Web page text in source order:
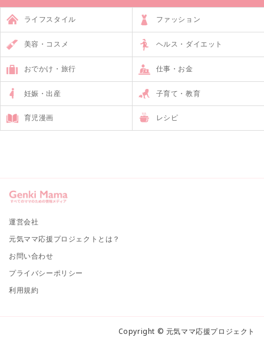
ライフスタイル ファッション
美容・コスメ ヘルス・ダイエット
おでかけ・旅行 仕事・お金
妊娠・出産 子育て・教育
育児漫画 レシピ
運営会社
元気ママ応援プロジェクトとは？
お問い合わせ
プライバシーポリシー
利用規約
Copyright © 元気ママ応援プロジェクト